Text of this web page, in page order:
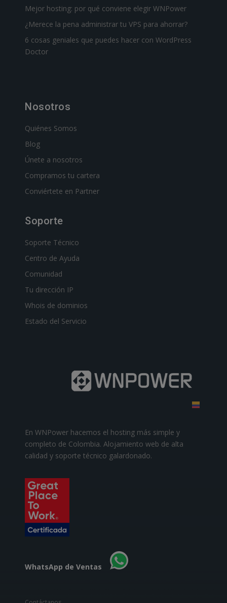
Mejor hosting: por qué conviene elegir WNPower
¿Merece la pena administrar tu VPS para ahorrar?
6 cosas geniales que puedes hacer con WordPress
Doctor
Nosotros
Quiénes Somos
Blog
Únete a nosotros
Compramos tu cartera
Conviértete en Partner
Soporte
Soporte Técnico
Centro de Ayuda
Comunidad
Tu dirección IP
Whois de dominios
Estado del Servicio
En WNPower hacemos el hosting más simple y
completo de Colombia. Alojamiento web de alta
calidad y soporte técnico galardonado.
WhatsApp de Ventas